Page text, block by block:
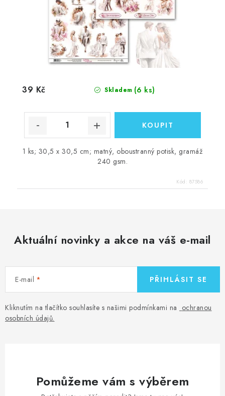
Skladem (6 ks)
39 Kč
1 ks; 30,5 x 30,5 cm; matný, oboustranný potisk, gramáž
240 gsm.
Kód: 87586
Aktuální novinky a akce na váš e-mail
E-mail
Kliknutím na tlačítko souhlasíte s našimi podmínkami na ochranou
osobních údajů.
PŘIHLÁSIT SE
Pomůžeme vám s výběrem